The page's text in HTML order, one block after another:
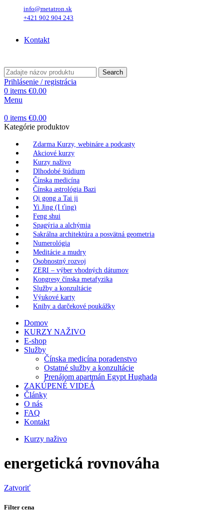
info@metatron.sk
+421 902 904 243
Kontakt
Search
Prihlásenie / registrácia
0 items €0.00
Menu
0 items €0.00
Kategórie produktov
Zdarma Kurzy, webináre a podcasty
Akciové kurzy
Kurzy naživo
Dlhodobé štúdium
Čínska medicína
Čínska astrológia Bazi
Qi gong a Tai ji
Yi Jing (I ťing)
Feng shui
Spagýria a alchýmia
Sakrálna architektúra a posvätná geometria
Numerológia
Meditácie a mudry
Osobnostný rozvoj
ZERI – výber vhodných dátumov
Kongresy čínska metafyzika
Služby a konzultácie
Výukové karty
Knihy a darčekové poukážky
Domov
KURZY NAŽIVO
E-shop
Služby
Čínska medicína poradenstvo
Ostatné služby a konzultácie
Prenájom apartmán Egypt Hughada
ZAKÚPENÉ VIDEÁ
Články
O nás
FAQ
Kontakt
Kurzy naživo
energetická rovnováha
Zatvoriť
Filter cena